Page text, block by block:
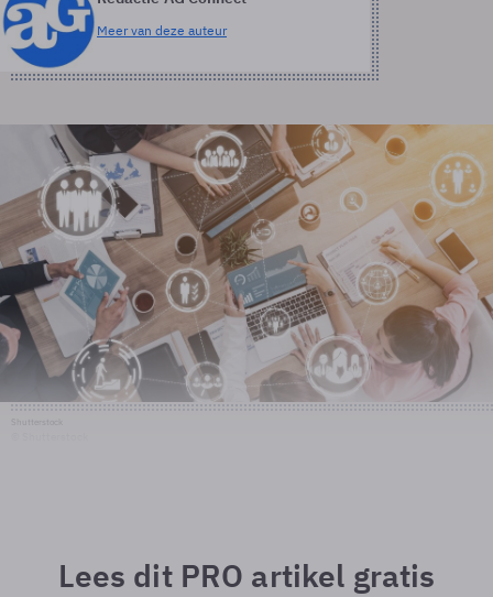
Meer van deze auteur
Lees dit PRO artikel gratis